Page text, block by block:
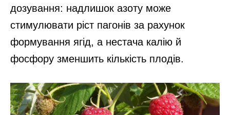
дозування: надлишок азоту може
стимулювати ріст пагонів за рахунок
формування ягід, а нестача калію й
фосфору зменшить кількість плодів.